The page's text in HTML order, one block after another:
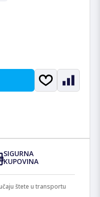
SIGURNA
KUPOVINA
štete u transportu